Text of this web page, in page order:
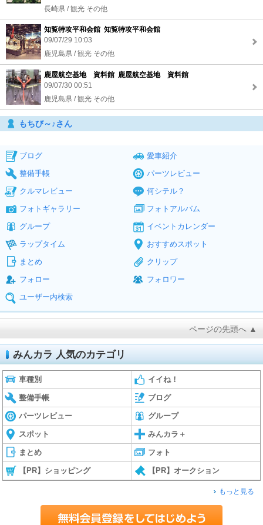
長崎県 / 観光 その他
知覧特攻平和会館 知覧特攻平和会館
09/07/29 10:03
鹿児島県 / 観光 その他
鹿屋航空基地 資料館 鹿屋航空基地 資料館
09/07/30 00:51
鹿児島県 / 観光 その他
もちび～♪さん
ブログ
愛車紹介
整備手帳
パーツレビュー
クルマレビュー
何シテル？
フォトギャラリー
フォトアルバム
グループ
イベントカレンダー
ラップタイム
おすすめスポット
まとめ
クリップ
フォロー
フォロワー
ユーザー内検索
ページの先頭へ ▲
みんカラ 人気のカテゴリ
車種別 イイね！
整備手帳 ブログ
パーツレビュー グループ
スポット みんカラ＋
まとめ フォト
【PR】ショッピング 【PR】オークション
もっと見る